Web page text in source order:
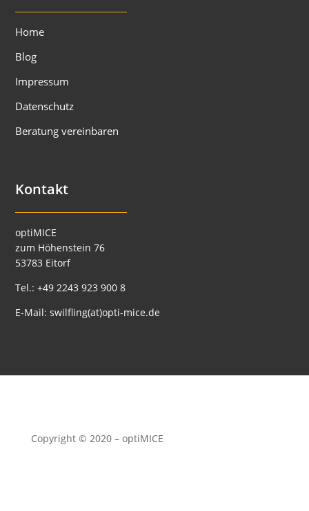
Home
Blog
Impressum
Datenschutz
Beratung vereinbaren
Kontakt
optiMICE
zum Höhenstein 76
53783 Eitorf
Tel.:+49 2243 923 900 8
E-Mail:swilfling(at)opti-mice.de
Copyright © 2020 – optiMICE